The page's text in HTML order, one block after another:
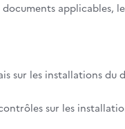
applicables,
sur les installations du
sur les